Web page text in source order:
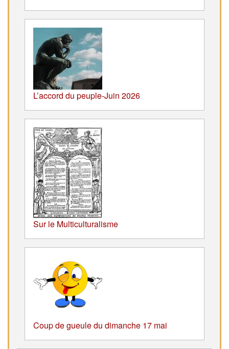
L’accord du peuple-Juin 2026
Sur le Multiculturalisme
Coup de gueule du dimanche 17 mai